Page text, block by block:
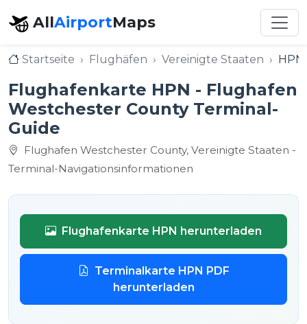
AllAirportMaps
Startseite Flughäfen Vereinigte Staaten
Flughafenkarte HPN - Flughafen
Westchester County Terminal-
Guide
Flughafen Westchester County, Vereinigte Staaten -
Terminal-Navigationsinformationen
Flughafenkarte HPN herunterladen
Terminalkarte HPN PDF
herunterladen